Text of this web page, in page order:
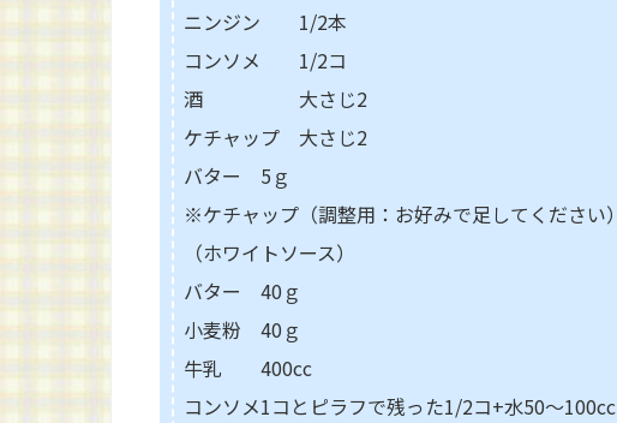
ニンジン 1/2本
コンソメ 1/2コ
酒 大さじ2
ケチャップ 大さじ2
バター 5ｇ
※ケチャップ（調整用：お好みで足してください）
（ホワイトソース）
バター 40ｇ
小麦粉 40ｇ
牛乳 400cc
コンソメ1コとピラフで残った1/2コ+水50～100cc